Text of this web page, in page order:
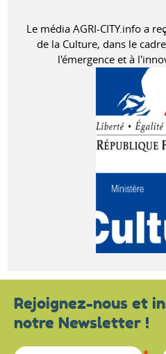
Le média AGRI-CITY.info a
de la Culture, dans le
l'émergence et à
Rejoignez-nous et
notre Newsletter !